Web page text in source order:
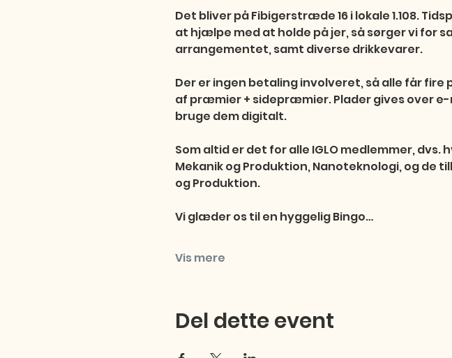
Det bliver på Fibigerstræde 16 i lokale 1.108.
at hjælpe med at holde på jer, så sørger vi for
arrangementet, samt diverse drikkevarer.
Der er ingen betaling involveret, så alle får fire
af præmier + sidepræmier. Plader gives over e-
bruge dem digitalt.
Som altid er det for alle IGLO medlemmer,
Mekanik og Produktion, Nanoteknologi, og
og Produktion.
Vi glæder os til en hyggelig Bingo…
Vis mere
Del dette event